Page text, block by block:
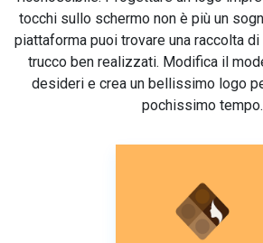
tocchi sullo schermo non è più un
piattaforma puoi trovare una raccolta
trucco ben realizzati. Modifica il
desideri e crea un bellissimo logo
pochissimo tempo.